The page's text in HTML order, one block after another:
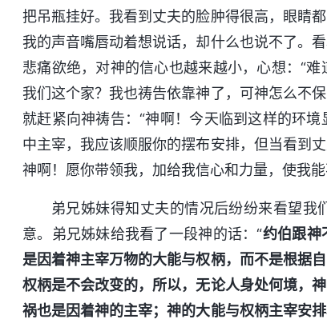
把吊瓶挂好。我看到丈夫的脸肿得很高，眼睛
我的声音嘴唇动着想说话，却什么也说不了。
悲痛欲绝，对神的信心也越来越小，心想：“
我们这个家？我也祷告依靠神了，可神怎么不
就赶紧向神祷告：“神啊！今天临到这样的环
中主宰，我应该顺服你的摆布安排，但当看到
神啊！愿你带领我，加给我信心和力量，使我
弟兄姊妹得知丈夫的情况后纷纷来看望我
意。弟兄姊妹给我看了一段神的话：“约伯跟神
是因着神主宰万物的大能与权柄，而不是根据
权柄是不会改变的，所以，无论人身处何境，
祸也是因着神的主宰；神的大能与权柄主宰安